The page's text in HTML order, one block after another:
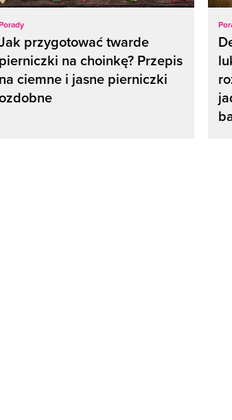
przygotować twarde
pierniczki na choinkę? Przepis
na ciemne i jasne pierniczki